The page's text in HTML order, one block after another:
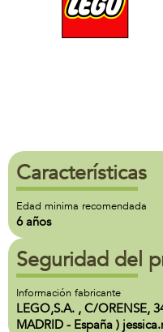
Características
Edad minima recomendada
6 años
Seguridad del
Información fabricante
LEGO,S.A. , C/ORENSE,
MADRID - España )